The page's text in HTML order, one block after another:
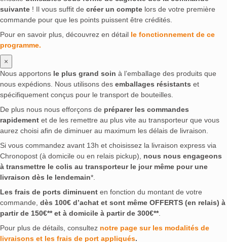
suivante ! Il vous suffit de créer un compte lors de votre première
commande pour que les points puissent être crédités.
Pour en savoir plus, découvrez en détail le fonctionnement de ce
programme.
×
Nous apportons le plus grand soin à l’emballage des produits que
nous expédions. Nous utilisons des emballages résistants et
spécifiquement conçus pour le transport de bouteilles.
De plus nous nous efforçons de préparer les commandes
rapidement et de les remettre au plus vite au transporteur que vous
aurez choisi afin de diminuer au maximum les délais de livraison.
Si vous commandez avant 13h et choisissez la livraison express via
Chronopost (à domicile ou en relais pickup), nous nous engageons
à transmettre le colis au transporteur le jour même pour une
livraison dès le lendemain*.
Les frais de ports diminuent en fonction du montant de votre
commande, dès 100€ d’achat et sont même OFFERTS (en relais) à
partir de 150€** et à domicile à partir de 300€**.
Pour plus de détails, consultez notre page sur les modalités de
livraisons et les frais de port appliqués.